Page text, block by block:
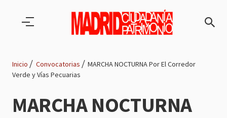
de
Inicio Convocatorias
MARCHA NOCTURNA Por El Corredor
Verde y Vías Pecuarias
MARCHA NOCTURNA